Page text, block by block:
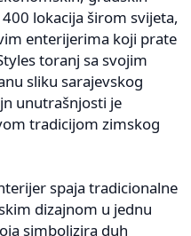
lokacija širom svijeta,
enterijerima koji prate
toranj sa svojim
sliku sarajevskog
unutrašnjosti je
tradicijom zimskog
spaja tradicionalne
dizajnom u jednu
simbolizira duh